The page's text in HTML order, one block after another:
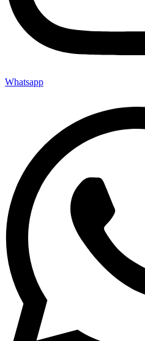
Whatsapp